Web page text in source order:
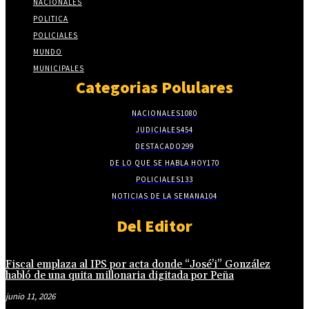
POLITICA
POLICIALES
MUNDO
MUNICIPALES
Categorias Polulares
NACIONALES1080
JUDICIALES454
DESTACADO299
DE LO QUE SE HABLA HOY170
POLICIALES133
NOTICIAS DE LA SEMANA104
Del Editor
Fiscal emplaza al IPS por acta donde “José’i” González
habló de una quita millonaria digitada por Peña
junio 11, 2026